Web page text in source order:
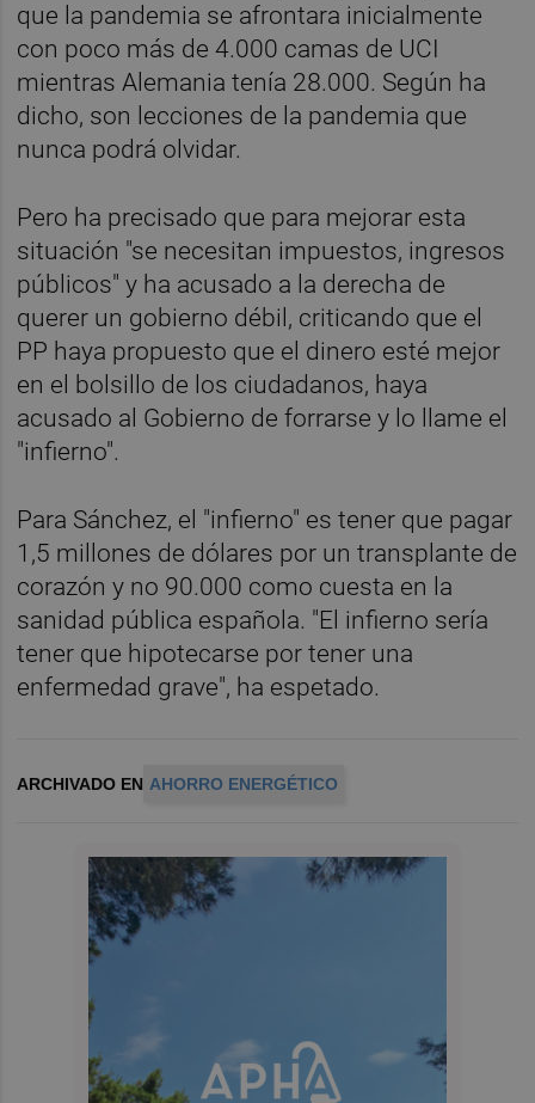
que la pandemia se afrontara inicialmente
con poco más de 4.000 camas de UCI
mientras Alemania tenía 28.000. Según ha
dicho, son lecciones de la pandemia que
nunca podrá olvidar.
Pero ha precisado que para mejorar esta
situación "se necesitan impuestos, ingresos
públicos" y ha acusado a la derecha de
querer un gobierno débil, criticando que el
PP haya propuesto que el dinero esté mejor
en el bolsillo de los ciudadanos, haya
acusado al Gobierno de forrarse y lo llame el
"infierno".
Para Sánchez, el "infierno" es tener que pagar
1,5 millones de dólares por un transplante de
corazón y no 90.000 como cuesta en la
sanidad pública española. "El infierno sería
tener que hipotecarse por tener una
enfermedad grave", ha espetado.
ARCHIVADO EN AHORRO ENERGÉTICO